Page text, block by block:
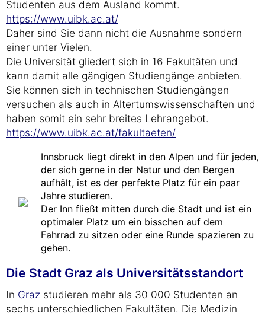
Studenten aus dem Ausland kommt.
https://www.uibk.ac.at/
Daher sind Sie dann nicht die Ausnahme sondern
einer unter Vielen.
Die Universität gliedert sich in 16 Fakultäten und
kann damit alle gängigen Studiengänge anbieten.
Sie können sich in technischen Studiengängen
versuchen als auch in Altertumswissenschaften und
haben somit ein sehr breites Lehrangebot.
https://www.uibk.ac.at/fakultaeten/
Innsbruck liegt direkt in den Alpen und für jeden,
der sich gerne in der Natur und den Bergen
aufhält, ist es der perfekte Platz für ein paar
Jahre studieren.
Der Inn fließt mitten durch die Stadt und ist ein
optimaler Platz um ein bisschen auf dem
Fahrrad zu sitzen oder eine Runde spazieren zu
gehen.
Die Stadt Graz als Universitätsstandort
In Graz studieren mehr als 30 000 Studenten an
sechs unterschiedlichen Fakultäten. Die Medizin